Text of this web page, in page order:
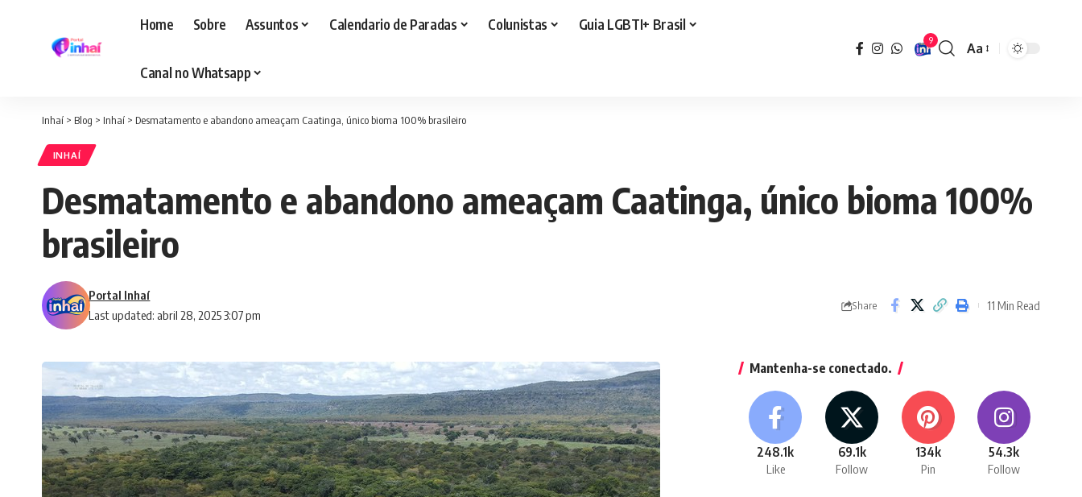
Home Sobre Assuntos Calendario de Paradas Colunistas Guia LGBTI+ Brasil
Canal no Whatsapp
9
Font
Aa
Inhaí > Blog > Inhaí > Desmatamento e abandono ameaçam Caatinga, único bioma 100% brasileiro
INHAÍ
Desmatamento e abandono ameaçam Caatinga, único bioma 100%
brasileiro
Last updated: abril 28, 2025 3:07 pm
Portal Inhaí
Share 11 Min Read
Mantenha-se conectado.
248.1k
Like
69.1k
Follow
134k
Pin
54.3k
Follow